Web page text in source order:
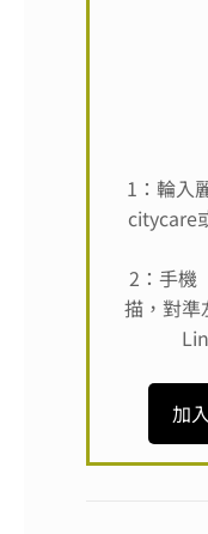
1：輪入
citycare
2：手機
描，對準
加